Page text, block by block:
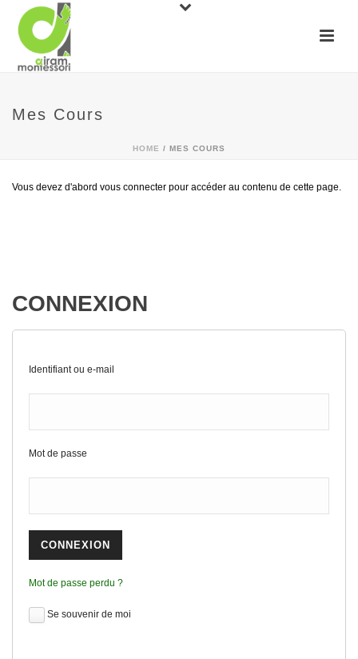
Mes Cours
HOME / MES COURS
Vous devez d'abord vous connecter pour accéder au contenu de cette page.
CONNEXION
Identifiant ou e-mail
Mot de passe
Mot de passe perdu ?
Se souvenir de moi